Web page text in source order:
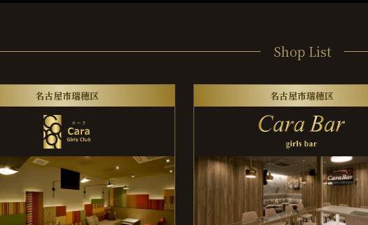
Shop List
名古屋市瑞穂区 名古屋市瑞穂区